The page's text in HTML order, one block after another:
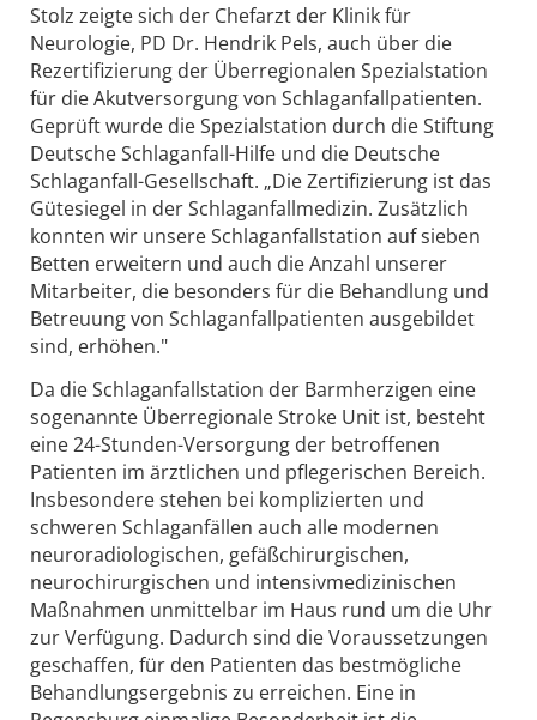
Stolz zeigte sich der Chefarzt der Klinik für
Neurologie, PD Dr. Hendrik Pels, auch über die
Rezertifizierung der Überregionalen Spezialstation
für die Akutversorgung von Schlaganfallpatienten.
Geprüft wurde die Spezialstation durch die Stiftung
Deutsche Schlaganfall-Hilfe und die Deutsche
Schlaganfall-Gesellschaft. „Die Zertifizierung ist das
Gütesiegel in der Schlaganfallmedizin. Zusätzlich
konnten wir unsere Schlaganfallstation auf sieben
Betten erweitern und auch die Anzahl unserer
Mitarbeiter, die besonders für die Behandlung und
Betreuung von Schlaganfallpatienten ausgebildet
sind, erhöhen."
Da die Schlaganfallstation der Barmherzigen eine
sogenannte Überregionale Stroke Unit ist, besteht
eine 24-Stunden-Versorgung der betroffenen
Patienten im ärztlichen und pflegerischen Bereich.
Insbesondere stehen bei komplizierten und
schweren Schlaganfällen auch alle modernen
neuroradiologischen, gefäßchirurgischen,
neurochirurgischen und intensivmedizinischen
Maßnahmen unmittelbar im Haus rund um die Uhr
zur Verfügung. Dadurch sind die Voraussetzungen
geschaffen, für den Patienten das bestmögliche
Behandlungsergebnis zu erreichen. Eine in